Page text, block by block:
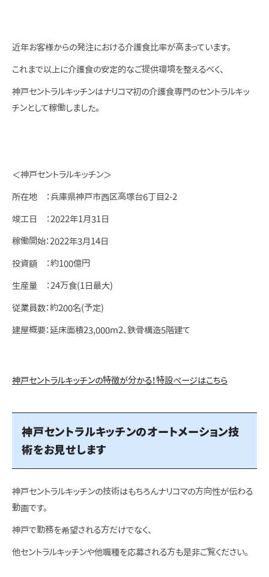
近年お客様からの発注における介護食比率が高まっています。
これまで以上に介護食の安定的なご提供環境を整えるべく、
神戸セントラルキッチンはナリコマ初の介護食専門のセントラルキッ
チンとして稼働しました。
＜神戸セントラルキッチン＞
所在地 ：兵庫県神戸市西区高塚台6丁目2-2
竣工日 ：2022年1月31日
稼働開始：2022年3月14日
投資額 ：約100億円
生産量 ：24万食(1日最大)
従業員数：約200名(予定)
建屋概要：延床面積23,000m2、鉄骨構造5階建て
神戸セントラルキッチンの特徴が分かる！特設ページはこちら
神戸セントラルキッチンのオートメーション技
術をお見せします
神戸セントラルキッチンの技術はもちろんナリコマの方向性が伝わる
動画です。
神戸で勤務を希望される方だけでなく、
他セントラルキッチンや他職種を応募される方も是非ご覧ください。